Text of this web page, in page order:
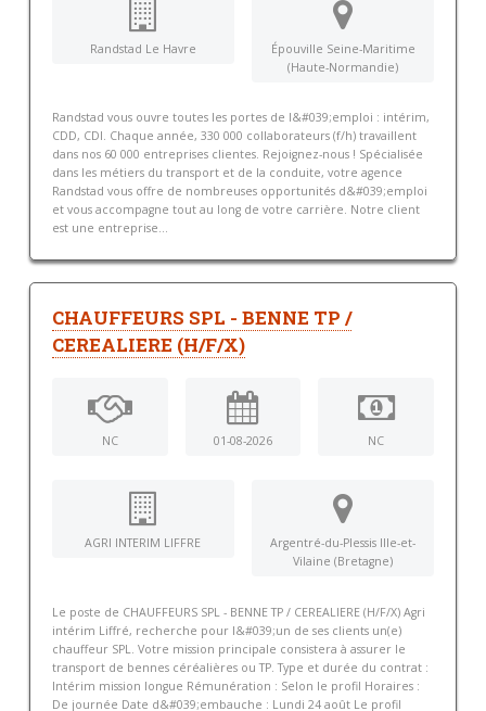
Randstad Le Havre
Épouville Seine-Maritime
(Haute-Normandie)
Randstad vous ouvre toutes les portes de l&#039;emploi : intérim,
CDD, CDI. Chaque année, 330 000 collaborateurs (f/h) travaillent
dans nos 60 000 entreprises clientes. Rejoignez-nous ! Spécialisée
dans les métiers du transport et de la conduite, votre agence
Randstad vous offre de nombreuses opportunités d&#039;emploi
et vous accompagne tout au long de votre carrière. Notre client
est une entreprise...
CHAUFFEURS SPL - BENNE TP /
CEREALIERE (H/F/X)
NC 01-08-2026 NC
AGRI INTERIM LIFFRE
Argentré-du-Plessis Ille-et-
Vilaine (Bretagne)
Le poste de CHAUFFEURS SPL - BENNE TP / CEREALIERE (H/F/X) Agri
intérim Liffré, recherche pour l&#039;un de ses clients un(e)
chauffeur SPL. Votre mission principale consistera à assurer le
transport de bennes céréalières ou TP. Type et durée du contrat :
Intérim mission longue Rémunération : Selon le profil Horaires :
De journée Date d&#039;embauche : Lundi 24 août Le profil